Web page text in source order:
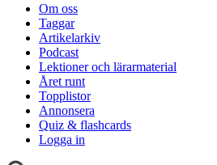
Om oss
Taggar
Artikelarkiv
Podcast
Lektioner och lärarmaterial
Året runt
Topplistor
Annonsera
Quiz & flashcards
Logga in